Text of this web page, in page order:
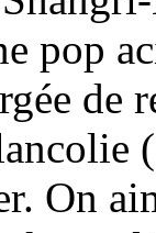
pop
On